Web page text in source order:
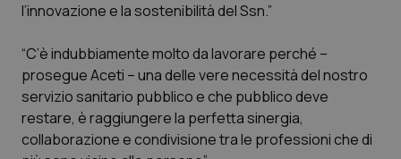
Quotidiano Pediatria
Rene & patologie urogenitali
l’innovazione e la sostenibilità del Ssn.”
“C’è indubbiamente molto da lavorare perché –
prosegue Aceti – una delle vere necessità del nostro
servizio sanitario pubblico e che pubblico deve
restare, è raggiungere la perfetta sinergia,
collaborazione e condivisione tra le professioni che di